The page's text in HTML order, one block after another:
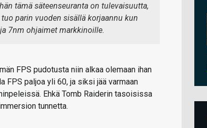
tämä säteenseuranta on tulevaisuutta,
parin vuoden sisällä korjaannu kun
7nm ohjaimet markkinoille.
FPS pudotusta niin alkaa olemaan ihan
FPS paljoa yli 60, ja siksi jää varmaan
Ehkä Tomb Raiderin tasoisissa
tunnetta.